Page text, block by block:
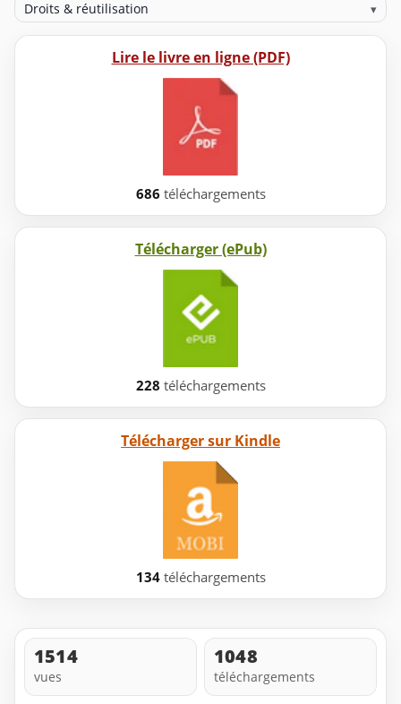
Droits & réutilisation ▾
Lire le livre en ligne (PDF)
686 téléchargements
Télécharger (ePub)
228 téléchargements
Télécharger sur Kindle
134téléchargements
1514
vues
1048
téléchargements